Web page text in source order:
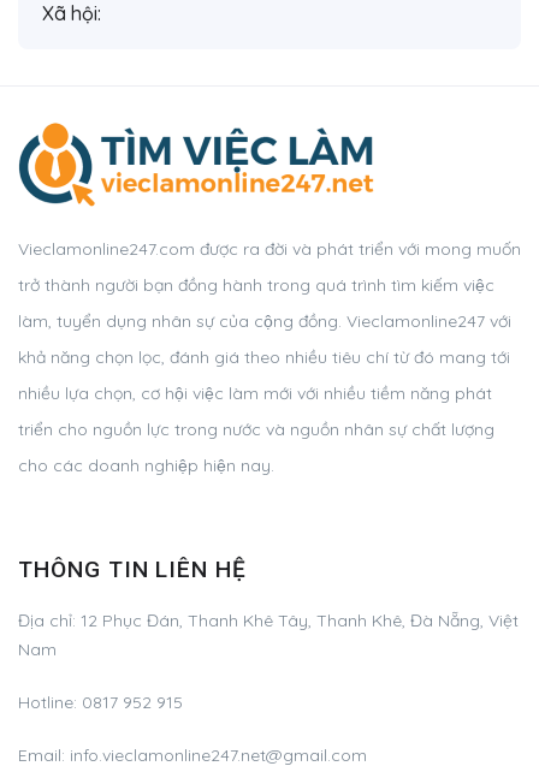
Xã hội:
Vieclamonline247.com được ra đời và phát triển với mong muốn
trở thành người bạn đồng hành trong quá trình tìm kiếm việc
làm, tuyển dụng nhân sự của cộng đồng. Vieclamonline247 với
khả năng chọn lọc, đánh giá theo nhiều tiêu chí từ đó mang tới
nhiều lựa chọn, cơ hội việc làm mới với nhiều tiềm năng phát
triển cho nguồn lực trong nước và nguồn nhân sự chất lượng
cho các doanh nghiệp hiện nay.
THÔNG TIN LIÊN HỆ
Địa chỉ: 12 Phục Đán, Thanh Khê Tây, Thanh Khê, Đà Nẵng, Việt
Nam
Hotline: 0817 952 915
Email: info.vieclamonline247.net@gmail.com